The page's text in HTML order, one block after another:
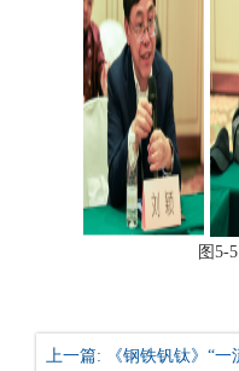
图5-
上一篇: 《钢铁钒钛》“一